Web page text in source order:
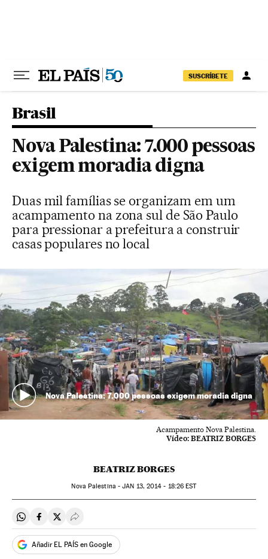
SUSCRÍBETE
Brasil
Nova Palestina: 7.000 pessoas
exigem moradia digna
Duas mil famílias se organizam em um
acampamento na zona sul de São Paulo
para pressionar a prefeitura a construir
casas populares no local
Nova Palestina: 7.000 pessoas exigem moradia digna
Acampamento Nova Palestina.
Vídeo: BEATRIZ BORGES
BEATRIZ BORGES
Nova Palestina -JAN 13, 2014 - 18:26 EST
Compartir en Whatsapp
Compartir en Facebook
Compartir en Twitter
Desplegar Redes Sociales
Añadir EL PAÍS en Google